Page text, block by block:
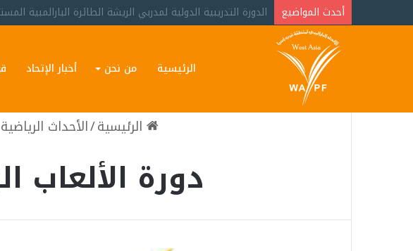
أحدث المواضيع وفاة البطلة البارالمبية الأردنية مها البرغوثي
الرئيسية من نحن أخبار الإتحاد
الرئيسية/الأحداث
دورة الألعاب